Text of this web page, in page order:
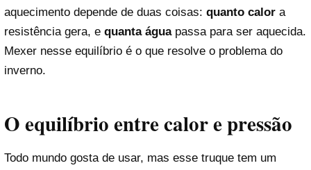
aquecimento depende de duas coisas: quanto calor a
resistência gera, e quanta águapassa para ser aquecida.
Mexer nesse equilíbrio é o que resolve o problema do
inverno.
O equilíbrio entre calor e pressão
Todo mundo gosta de usar, mas esse truque tem um